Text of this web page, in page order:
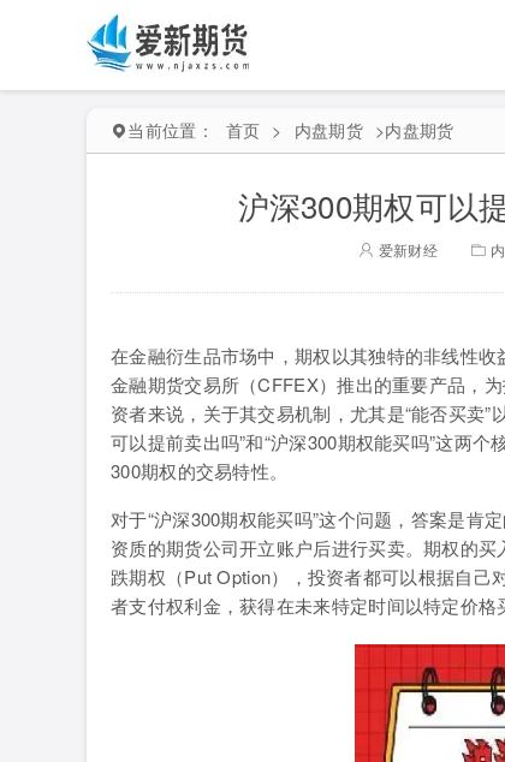
当前位置： 首页 > 内盘期货 >内盘期货
沪深300期权可以
爱新财经
在金融衍生品市场中，期权以其独特的非线性
金融期货交易所（CFFEX）推出的重要产品，
资者来说，关于其交易机制，尤其是“能否买卖”
可以提前卖出吗”和“沪深300期权能买吗”这两
300期权的交易特性。
对于“沪深300期权能买吗”这个问题，答案是肯
资质的期货公司开立账户后进行买卖。期权的
跌期权（Put Option），投资者都可以根据自己
者支付权利金，获得在未来特定时间以特定价格